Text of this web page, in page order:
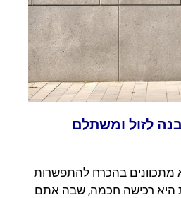
לזול ומשתלם
מתכוונים בהכרח להתפשרות
היא רכישה חכמה, שבה אתם